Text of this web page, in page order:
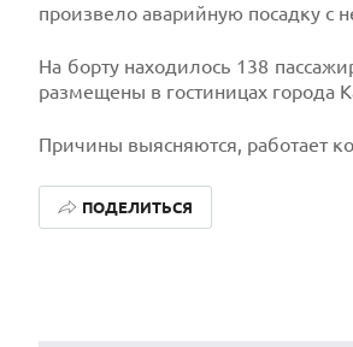
произвело аварийную посадку
На борту находилось 138
размещены в гостиницах города
Причины выясняются, работает
ПОДЕЛИТЬСЯ